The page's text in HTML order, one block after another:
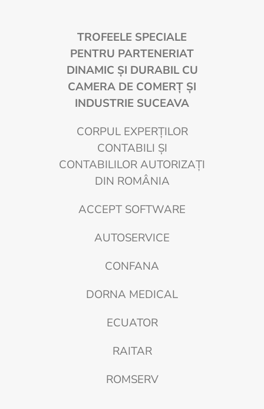
TROFEELE SPECIALE
PENTRU PARTENERIAT
DINAMIC ȘI DURABIL CU
CAMERA DE COMERȚ ȘI
INDUSTRIE SUCEAVA
CORPUL EXPERŢILOR
CONTABILI ŞI
CONTABILILOR AUTORIZAŢI
DIN ROMÂNIA
ACCEPT SOFTWARE
AUTOSERVICE
CONFANA
DORNA MEDICAL
ECUATOR
RAITAR
ROMSERV